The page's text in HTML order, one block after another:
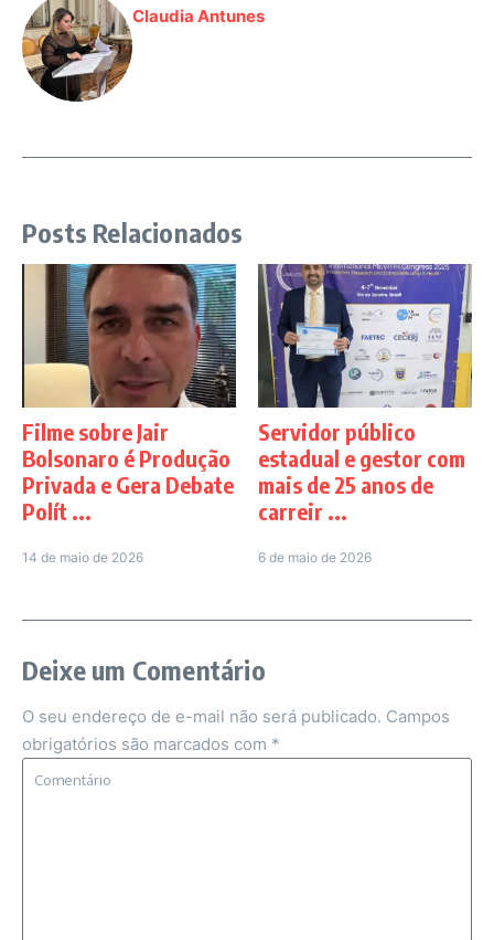
Claudia Antunes
Posts Relacionados
Filme sobre Jair
Bolsonaro é Produção
Privada e Gera Debate
Polít ...
14 de maio de 2026
Servidor público
estadual e gestor com
mais de 25 anos de
carreir ...
6 de maio de 2026
Deixe um Comentário
O seu endereço de e-mail não será publicado. Campos
obrigatórios são marcados com *